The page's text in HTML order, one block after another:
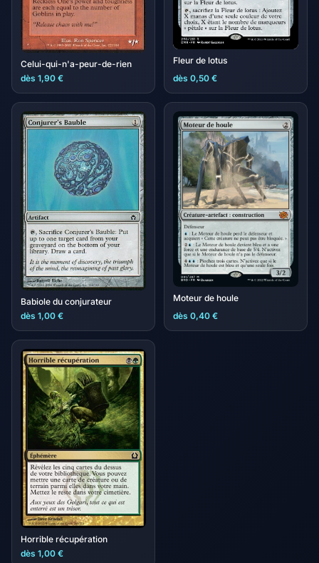
Celui-qui-n'a-peur-de-rien
dès 1,90 €
Fleur de lotus
dès 0,50 €
Babiole du conjurateur
dès 1,00 €
Moteur de houle
dès 0,40 €
Horrible récupération
dès 1,00 €